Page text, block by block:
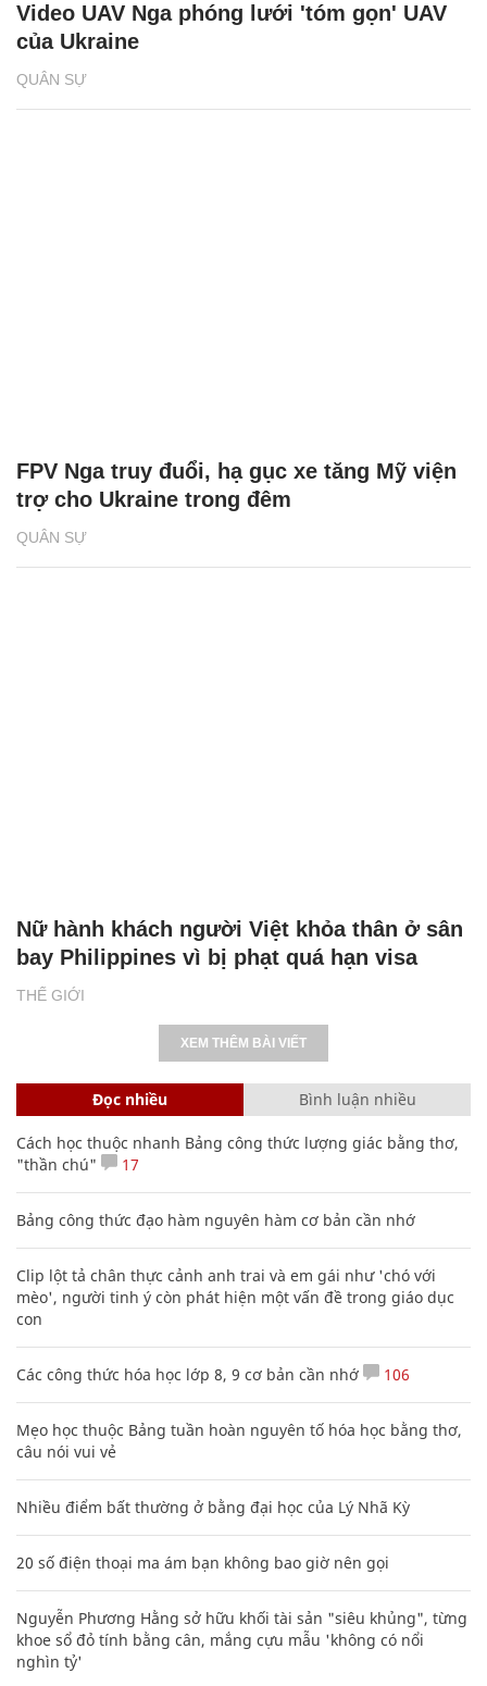
QUÂN SỰ
Video UAV Nga phóng lưới 'tóm gọn' UAV
của Ukraine
QUÂN SỰ
FPV Nga truy đuổi, hạ gục xe tăng Mỹ viện
trợ cho Ukraine trong đêm
THẾ GIỚI
Nữ hành khách người Việt khỏa thân ở sân
bay Philippines vì bị phạt quá hạn visa
XEM THÊM BÀI VIẾT
Đọc nhiều Bình luận nhiều
Cách học thuộc nhanh Bảng công thức lượng giác bằng thơ,
"thần chú"
17
Bảng công thức đạo hàm nguyên hàm cơ bản cần nhớ
Clip lột tả chân thực cảnh anh trai và em gái như 'chó với
mèo', người tinh ý còn phát hiện một vấn đề trong giáo dục
con
Các công thức hóa học lớp 8, 9 cơ bản cần nhớ 106
Mẹo học thuộc Bảng tuần hoàn nguyên tố hóa học bằng thơ,
câu nói vui vẻ
Nhiều điểm bất thường ở bằng đại học của Lý Nhã Kỳ
20 số điện thoại ma ám bạn không bao giờ nên gọi
Nguyễn Phương Hằng sở hữu khối tài sản "siêu khủng", từng
khoe sổ đỏ tính bằng cân, mắng cựu mẫu 'không có nổi
nghìn tỷ'